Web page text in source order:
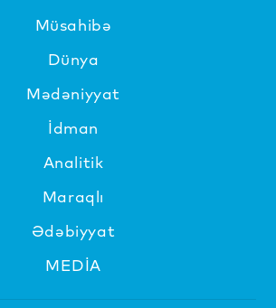
Müsahibə
Dünya
Mədəniyyat
İdman
Analitik
Maraqlı
Ədəbiyyat
MEDİA